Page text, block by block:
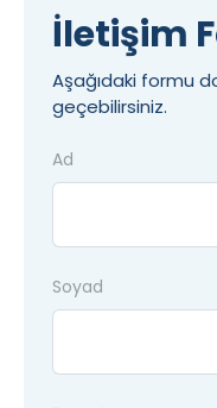
İletişim
Aşağıdaki formu
geçebilirsiniz.
Ad
Soyad